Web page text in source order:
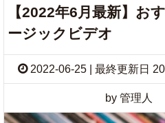
【2022年6月最新】お
ージックビデオ
2022-06-25 | 最終更新日
by 管理人